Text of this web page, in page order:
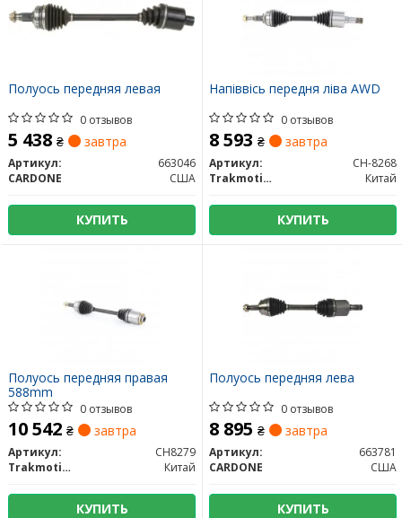
Полуось передняя левая
0 отзывов
5 438 ₴ завтра
Артикул:
663046
CARDONE
США
КУПИТЬ
Напіввісь передня ліва AWD
0 отзывов
8 593 ₴ завтра
Артикул:
CH-8268
Trakmotive/Surtrack
Китай
КУПИТЬ
Полуось передняя правая
588mm
0 отзывов
10 542 ₴ завтра
Артикул:
CH8279
Trakmotive/Surtrack
Китай
КУПИТЬ
Полуось передняя лева
0 отзывов
8 895 ₴ завтра
Артикул:
663781
CARDONE
США
КУПИТЬ